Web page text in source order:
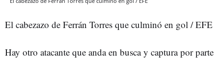
El cabezazo de Ferrán Torres que culminó en gol / EFE
Hay otro atacante que anda en busca y captura por parte